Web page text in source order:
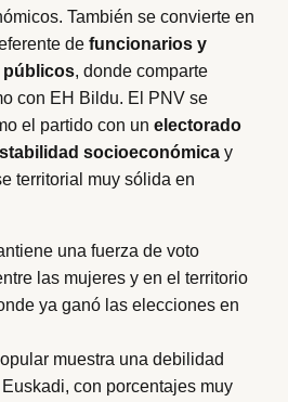
También se convierte en
defuncionarios y
públicos, donde comparte
con EH Bildu. El PNV se
el partido con unelectorado
socioeconómica y
territorial muy sólida en
una fuerza de voto
las mujeres y en el territorio
ya ganó las elecciones en
muestra una debilidad
con porcentajes muy